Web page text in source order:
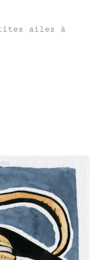
ailes à